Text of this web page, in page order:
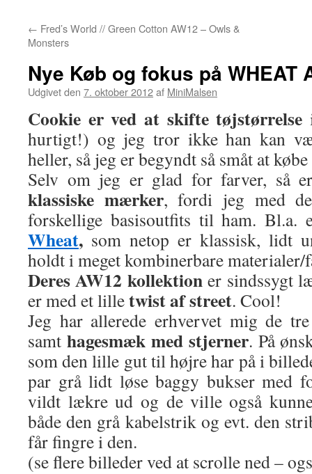
← Fred’s World // Green Cotton AW12 – Owls &
Monsters
Nye Køb og fokus på WHEAT
Udgivet den 7. oktober 2012af MiniMalsen
Cookie er ved at skifte tøjstørrelse
hurtigt!) og jeg tror ikke han kan
heller, så jeg er begyndt så småt at
Selv om jeg er glad for farver, så
klassiske mærker, fordi jeg med
forskellige basisoutfits til ham.
Wheat, som netop er klassisk, lidt
holdt i meget kombinerbare materialer/
Deres AW12 kollektioner sindssygt
er med et lilletwist af street. Cool!
Jeg har allerede erhvervet mig de
samt hagesmæk med stjerner. På
som den lille gut til højre har på i
par grå lidt løse baggy bukser med
vildt lækre ud og de ville også
både den grå kabelstrik og evt. den
får fingre i den.
(se flere billeder ved at scrolle ned –